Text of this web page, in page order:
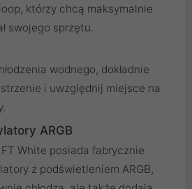
którzy chcą maksymalnie
swojego sprzętu.
wodnego, dokładnie
i uwzględnij miejsce na
ARGB
White posiada fabrycznie
z podświetleniem ARGB,